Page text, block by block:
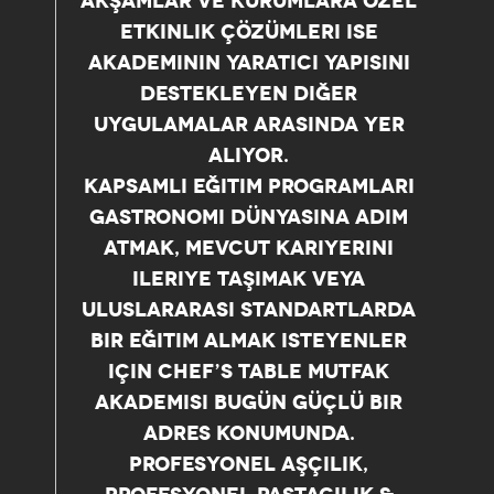
ETKINLIK ÇÖZÜMLERI ISE
AKADEMININ YARATICI YAPISINI
DESTEKLEYEN DIĞER
UYGULAMALAR ARASINDA YER
ALIYOR.
KAPSAMLI EĞITIM PROGRAMLARI
GASTRONOMI DÜNYASINA ADIM
ATMAK, MEVCUT KARIYERINI
ILERIYE TAŞIMAK VEYA
ULUSLARARASI STANDARTLARDA
BIR EĞITIM ALMAK ISTEYENLER
IÇIN CHEF’S TABLE MUTFAK
AKADEMISI BUGÜN GÜÇLÜ BIR
ADRES KONUMUNDA.
PROFESYONEL AŞÇILIK,